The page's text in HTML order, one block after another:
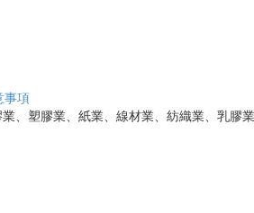
事項
、塑膠業、紙業、線材業、紡織業、乳膠